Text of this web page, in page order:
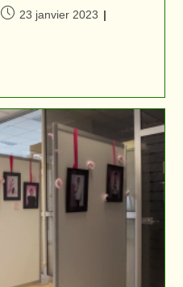
Publication
23 janvier 2023